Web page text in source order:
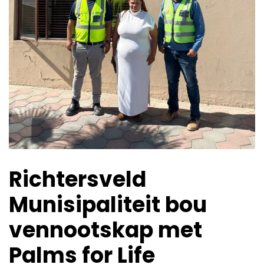
Richtersveld
Munisipaliteit bou
vennootskap met
Palms for Life